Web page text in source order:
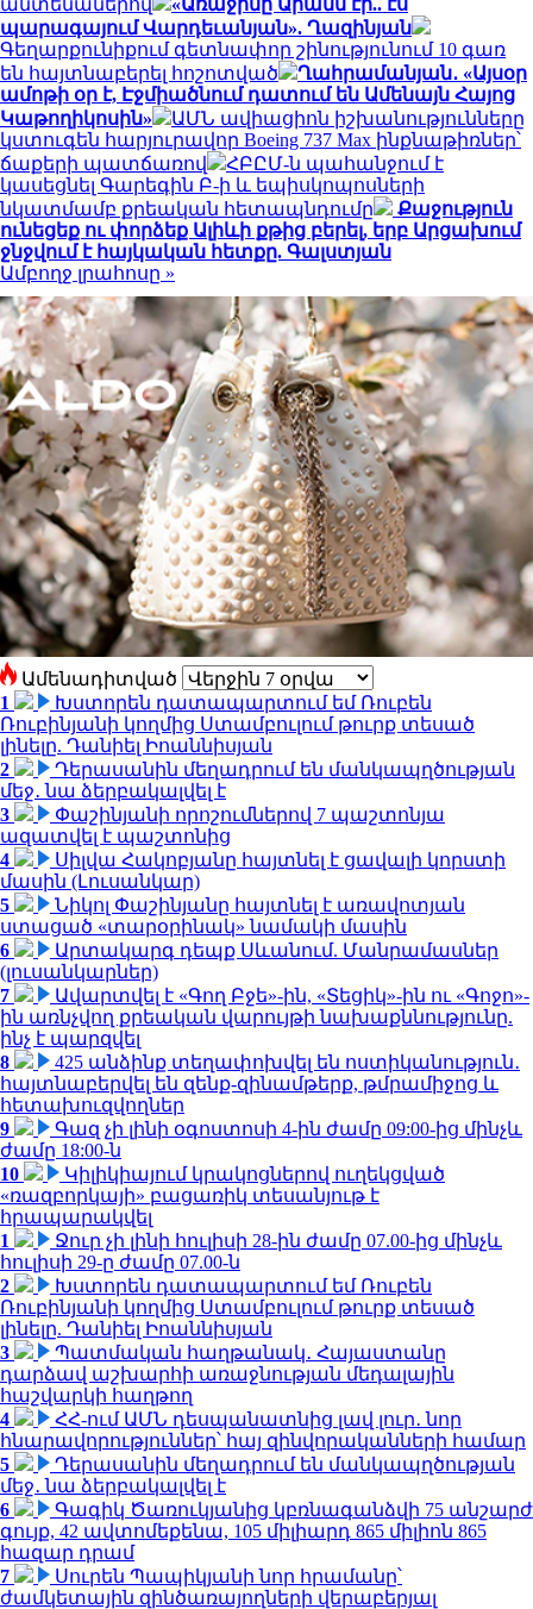
պարագայում Վարդեւանյան». Ղազինյան
Գեղարքունիքում գետնափոր շինությունում 10 գառ
են հայտնաբերել հոշոտված
Ղահրամանյան․ «Այսօր
ամոթի օր է, Էջմիածնում դատում են Ամենայն Հայոց
Կաթողիկոսին»
ԱՄՆ ավիացիոն իշխանությունները
կստուգեն հարյուրավոր Boeing 737 Max ինքնաթիռներ՝
ճաքերի պատճառով
ՀԲԸՄ-ն պահանջում է
կասեցնել Գարեգին Բ-ի և եպիսկոպոսների
նկատմամբ քրեական հետապնդումը
Քաջություն
ունեցեք ու փորձեք Ալիևի քթից բերել, երբ Արցախում
ջնջվում է հայկական հետքը. Գալստյան
Ամբողջ լրահոսը »
Ամենադիտված
1
Խստորեն դատապարտում եմ Ռուբեն
Ռուբինյանի կողմից Ստամբուլում թուրք տեսած
լինելը. Դանիել Իոաննիսյան
2
Դերասանին մեղադրում են մանկապղծության
մեջ․ նա ձերբակալվել է
3
Փաշինյանի որոշումներով 7 պաշտոնյա
ազատվել է պաշտոնից
4
Սիլվա Հակոբյանը հայտնել է ցավալի կորստի
մասին (Լուսանկար)
5
Նիկոլ Փաշինյանը հայտնել է առավոտյան
ստացած «տարօրինակ» նամակի մասին
6
Արտակարգ դեպք Սևանում. Մանրամասներ
(լուսանկարներ)
7
Ավարտվել է «Գող Բջե»-ին, «Տեցիկ»-ին ու «Գոջո»-
ին առնչվող քրեական վարույթի նախաքննությունը.
ինչ է պարզվել
8
425 անձինք տեղափոխվել են ոստիկանություն․
հայտնաբերվել են զենք-զինամթերք, թմրամիջոց և
հետախուզվողներ
9
Գազ չի լինի օգոստոսի 4-ին ժամը 09:00-ից մինչև
ժամը 18:00-ն
10
Կիլիկիայում կրակոցներով ուղեկցված
«ռազբորկայի» բացառիկ տեսանյութ է
հրապարակվել
1
Ջուր չի լինի հուլիսի 28-ին ժամը 07.00-ից մինչև
հուլիսի 29-ը ժամը 07.00-ն
2
Խստորեն դատապարտում եմ Ռուբեն
Ռուբինյանի կողմից Ստամբուլում թուրք տեսած
լինելը. Դանիել Իոաննիսյան
3
Պատմական հաղթանակ․ Հայաստանը
դարձավ աշխարհի առաջնության մեդալային
հաշվարկի հաղթող
4
ՀՀ-ում ԱՄՆ դեսպանատնից լավ լուր․ նոր
հնարավորություններ՝ հայ զինվորականների համար
5
Դերասանին մեղադրում են մանկապղծության
մեջ․ նա ձերբակալվել է
6
Գագիկ Ծառուկյանից կբռնագանձվի 75 անշարժ
գույք, 42 ավտոմեքենա, 105 միլիարդ 865 միլիոն 865
հազար դրամ
7
Սուրեն Պապիկյանի նոր հրամանը՝
ժամկետային զինծառայողների վերաբերյալ